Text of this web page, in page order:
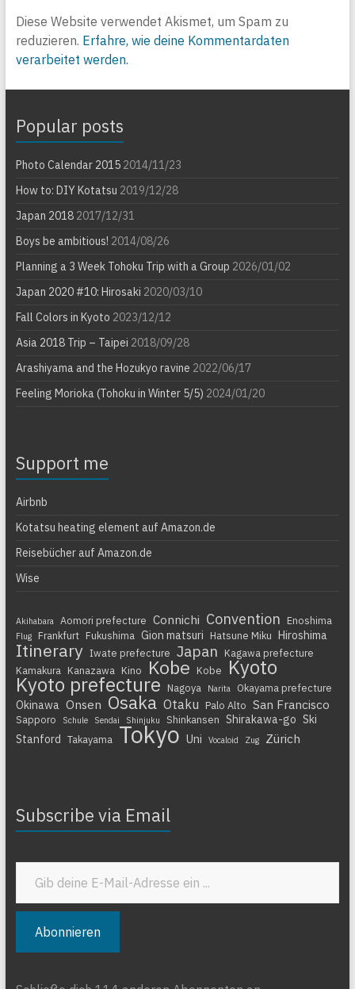
Diese Website verwendet Akismet, um Spam zu
reduzieren. Erfahre, wie deine Kommentardaten
verarbeitet werden.
Popular posts
Photo Calendar 20152014/11/23
How to: DIY Kotatsu 2019/12/28
Japan 20182017/12/31
Boys be ambitious! 2014/08/26
Planning a 3 Week Tohoku Trip with a Group 2026/01/02
Japan 2020 #10: Hirosaki 2020/03/10
Fall Colors in Kyoto 2023/12/12
Asia 2018 Trip – Taipei 2018/09/28
Arashiyama and the Hozukyo ravine 2022/06/17
Feeling Morioka (Tohoku in Winter 5/5) 2024/01/20
Support me
Airbnb
Kotatsu heating element auf Amazon.de
Reisebücher auf Amazon.de
Wise
Akihabara Aomori prefecture Connichi Convention Enoshima
Flug Frankfurt Fukushima Gion matsuri Hatsune Miku Hiroshima
Itinerary Iwate prefecture Japan
Kagawa prefecture
Kamakura
Kanazawa Kino Kobe Kobe Kyoto
Kyoto prefecture Nagoya Narita Okayama prefecture
Okinawa Onsen Osaka Otaku Palo Alto San Francisco
Sapporo Schule Sendai Shinjuku Shinkansen Shirakawa-go Ski
Stanford Takayama Tokyo Uni Vocaloid Zug Zürich
Subscribe via Email
Gib deine E-Mail-Adresse ein ...
Abonnieren